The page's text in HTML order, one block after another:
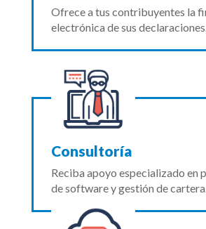
Ofrece a tus contribuyentes la
electrónica de sus
Consultoría
Reciba apoyo especializado en
de software y gestión de